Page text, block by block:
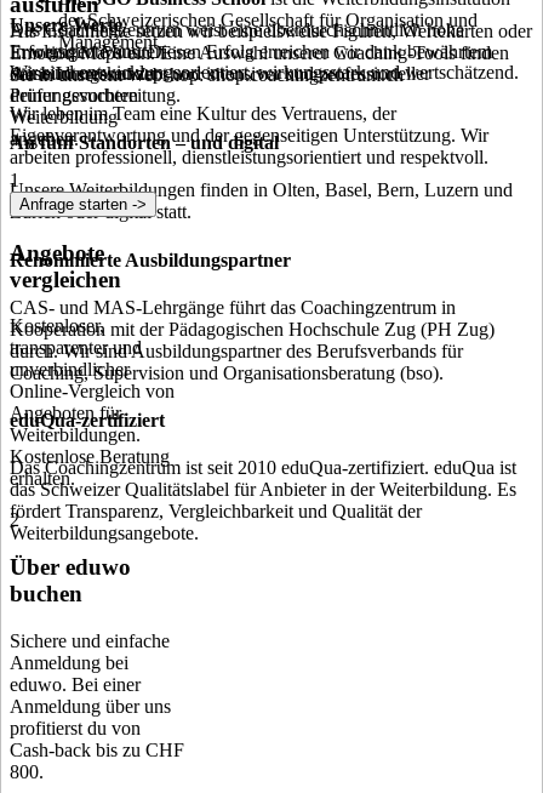
Als Instrumente setzen wir beispielsweise Figuren, Wertekarten oder
Emotion Maps ein. Eine Auswahl unserer Coaching-Tools finden
Sie in unserem Webshop: shop.coachingzentrum.ch
Das Coachingzentrum weist eine überdurchschnittlich hohe
Erfolgsquote aus. Diesen Erfolg erreichen wir dank bewährtem
Ausbildungskonzept und intensiver und professioneller
Prüfungsvorbereitung.
An fünf Standorten – und digital
Unsere Weiterbildungen finden in Olten, Basel, Bern, Luzern und
Zürich oder digital statt.
Renommierte Ausbildungspartner
CAS- und MAS-Lehrgänge führt das Coachingzentrum in
Kooperation mit der Pädagogischen Hochschule Zug (PH Zug)
durch. Wir sind Ausbildungspartner des Berufsverbands für
Coaching, Supervision und Organisationsberatung (bso).
eduQua-zertifiziert
Das Coachingzentrum ist seit 2010 eduQua-zertifiziert. eduQua ist
das Schweizer Qualitätslabel für Anbieter in der Weiterbildung. Es
fördert Transparenz, Vergleichbarkeit und Qualität der
Weiterbildungsangebote.
Unsere Werte
Wir sind entwicklungsorientiert, wirkungsstark und wertschätzend.
Wir leben im Team eine Kultur des Vertrauens, der
Eigenverantwortung und der gegenseitigen Unterstützung. Wir
arbeiten professionell, dienstleistungsorientiert und respektvoll.
der Schweizerischen Gesellschaft für Organisation und
Management.
In wenigen Minuten
deine Interessen zu
deiner gesuchten
Weiterbildung
angeben.
1
Anfrage starten ->
Angebote
vergleichen
Kostenloser,
transparenter und
unverbindlicher
Online-Vergleich von
Angeboten für
Weiterbildungen.
Kostenlose Beratung
erhalten.
2
Über eduwo
buchen
Sichere und einfache
Anmeldung bei
eduwo. Bei einer
Anmeldung über uns
profitierst du von
Cash-back bis zu CHF
800.